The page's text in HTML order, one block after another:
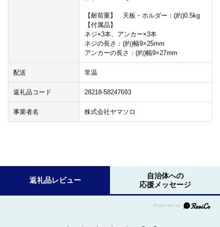
【耐荷重】 天板・ホルダー：(約)0.5kg
【付属品】
ネジ×3本、アンカー×3本
ネジの長さ：(約)幅9×25mm
アンカーの長さ：(約)幅9×27mm
配送 常温
返礼品コード 28218-58247693
事業者名 株式会社ヤマソロ
返礼品レビュー
自治体への
応援メッセージ